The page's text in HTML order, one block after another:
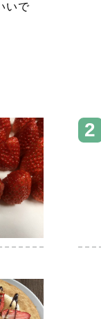
いで